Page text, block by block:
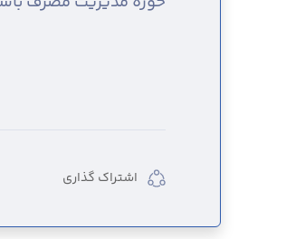
اشتراک گذاری